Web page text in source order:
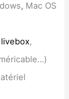
, Mac OS
livebox,